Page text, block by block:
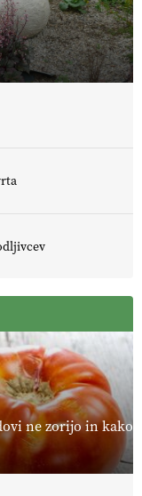
ne zorijo in kako